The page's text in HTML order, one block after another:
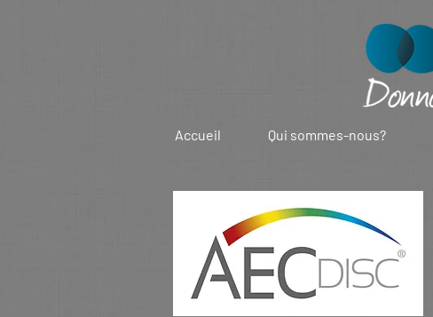
Accueil Qui sommes-nous?